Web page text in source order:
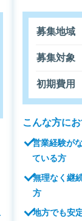
募集地域
募集対象
初期費用
こんな方に
営業経験が
ている方
無理なく継
方
地方でも安